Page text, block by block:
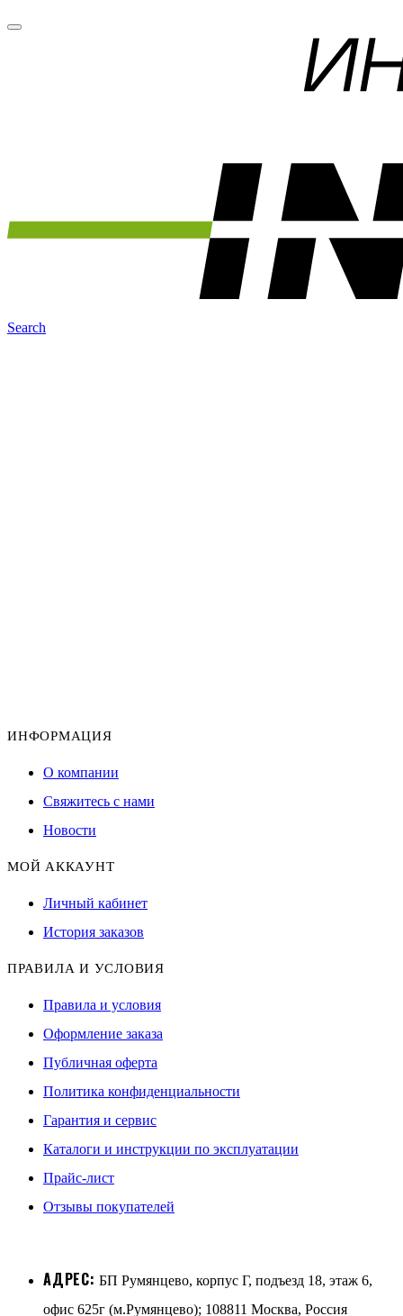
Search
ИНФОРМАЦИЯ
О компании
Свяжитесь с нами
Новости
МОЙ АККАУНТ
Личный кабинет
История заказов
ПРАВИЛА И УСЛОВИЯ
Правила и условия
Оформление заказа
Публичная оферта
Политика конфиденциальности
Гарантия и сервис
Каталоги и инструкции по эксплуатации
Прайс-лист
Отзывы покупателей
АДРЕС: БП Румянцево, корпус Г, подъезд 18, этаж 6,
офис 625г (м.Румянцево); 108811 Москва, Россия